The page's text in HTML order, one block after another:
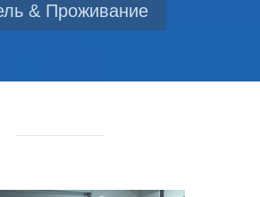
& Проживание